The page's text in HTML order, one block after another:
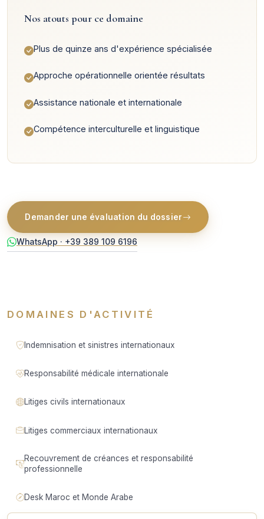
Nos atouts pour ce domaine
Plus de quinze ans d'expérience spécialisée
Approche opérationnelle orientée résultats
Assistance nationale et internationale
Compétence interculturelle et linguistique
Demander une évaluation du dossier
WhatsApp · +39 389 109 6196
DOMAINES D'ACTIVITÉ
Indemnisation et sinistres internationaux
Responsabilité médicale internationale
Litiges civils internationaux
Litiges commerciaux internationaux
Recouvrement de créances et responsabilité
professionnelle
Desk Maroc et Monde Arabe